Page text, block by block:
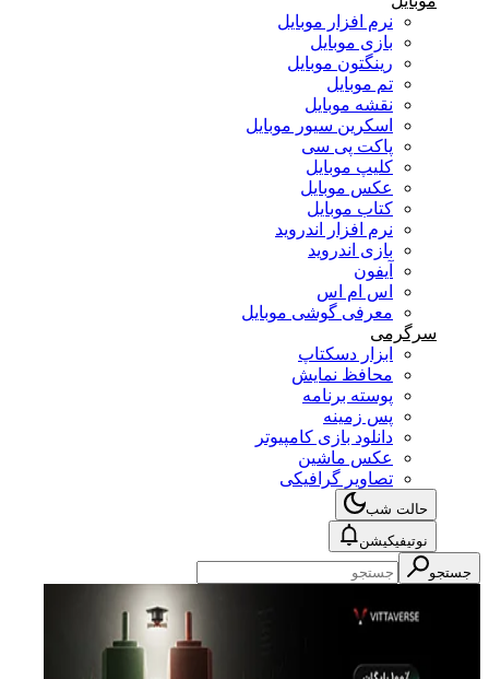
نرم افزار موبایل
بازی موبایل
رینگتون موبایل
تم موبایل
نقشه موبایل
اسکرین سیور موبایل
پاکت پی سی
کلیپ موبایل
عکس موبایل
کتاب موبایل
نرم افزار اندروید
بازی اندروید
آیفون
اس ام اس
معرفی گوشی موبایل
سرگرمی
ابزار دسکتاپ
محافظ نمایش
پوسته برنامه
پس زمینه
دانلود بازی کامپیوتر
عکس ماشین
تصاویر گرافیکی
حالت شب
نوتیفیکیشن
جستجو